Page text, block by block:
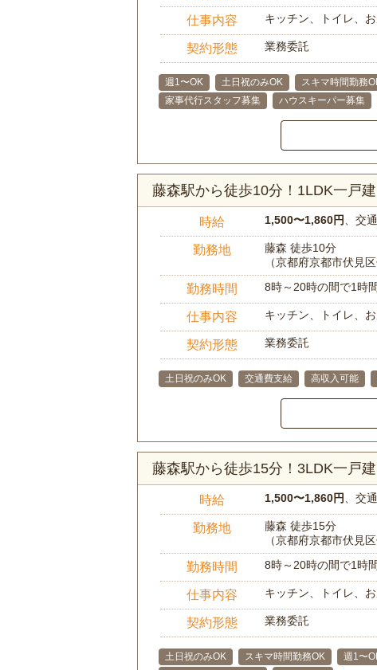
仕事内容 キッチン、トイレ、
契約形態 業務委託
週1〜OK 土日祝のみOK スキマ時間勤務
家事代行スタッフ募集
ハウスキーパー募集
藤森駅から徒歩10分！1LDK一戸
時給 1,500〜1,860円 、交
勤務地
藤森 徒歩10分
（京都府京都市伏見区
勤務時間 8時～20時の間で1時
仕事内容 キッチン、トイレ、
契約形態 業務委託
土日祝のみOK 交通費支給 高収入可能
藤森駅から徒歩15分！3LDK一戸
時給 1,500〜1,860円 、交
勤務地
藤森 徒歩15分
（京都府京都市伏見区
勤務時間 8時～20時の間で1時
仕事内容 キッチン、トイレ、
契約形態 業務委託
土日祝のみOK スキマ時間勤務OK 週1〜